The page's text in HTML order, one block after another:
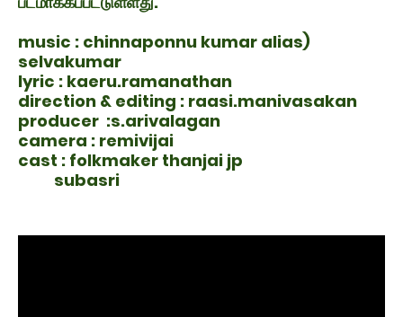
music : chinnaponnu kumar alias)
selvakumar
lyric : kaeru.ramanathan
direction & editing : raasi.manivasakan
producer :s.arivalagan
camera : remivijai
cast : folkmaker thanjai jp
subasri